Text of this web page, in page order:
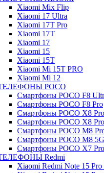
Xiaomi Mix Flip
Xiaomi 17 Ultra
Xiaomi 17T Pro
Xiaomi 17T
Xiaomi 17
Xiaomi 15
Xiaomi 15T
Xiaomi Mi 15T PRO
Xiaomi Mi 12
POCO
Смартфоны POCO F8
Смартфоны POCO F8 Pro
Смартфоны POCO X8
Смартфоны POCO X8 Pro
Смартфоны POCO M8
Смартфоны POCO M8 5G
Смартфоны POCO X7 Pro
Redmi
Xiaomi Redmi Note 15 Pro